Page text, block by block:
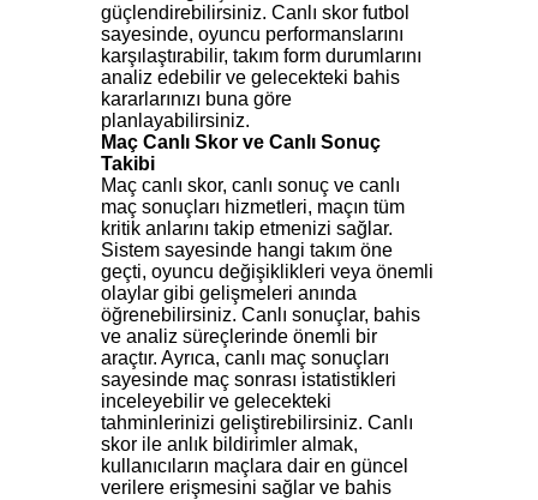
güçlendirebilirsiniz. Canlı skor futbol
sayesinde, oyuncu performanslarını
karşılaştırabilir, takım form durumlarını
analiz edebilir ve gelecekteki bahis
kararlarınızı buna göre
planlayabilirsiniz.
Maç Canlı Skor ve Canlı Sonuç
Takibi
Maç canlı skor, canlı sonuç ve canlı
maç sonuçları hizmetleri, maçın tüm
kritik anlarını takip etmenizi sağlar.
Sistem sayesinde hangi takım öne
geçti, oyuncu değişiklikleri veya önemli
olaylar gibi gelişmeleri anında
öğrenebilirsiniz. Canlı sonuçlar, bahis
ve analiz süreçlerinde önemli bir
araçtır. Ayrıca, canlı maç sonuçları
sayesinde maç sonrası istatistikleri
inceleyebilir ve gelecekteki
tahminlerinizi geliştirebilirsiniz. Canlı
skor ile anlık bildirimler almak,
kullanıcıların maçlara dair en güncel
verilere erişmesini sağlar ve bahis